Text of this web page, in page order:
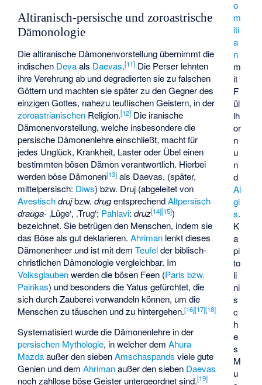
o
m
iti
a
n
m
it
F
ül
lh
or
n
u
n
d
Ai
gi
s.
K
a
pi
to
li
ni
s
c
h
e
s
M
u
Altiranisch-persische und zoroastrische
Dämonologie
Die altiranische Dämonenvorstellung übernimmt die
indischen Devaals Daevas.[11] Die Perser lehnten
ihre Verehrung ab und degradierten sie zu falschen
Göttern und machten sie später zu den Gegner des
einzigen Gottes, nahezu teuflischen Geistern, in der
zoroastrianischen Religion.[12] Die iranische
Dämonenvorstellung, welche insbesondere die
persische Dämonenlehre einschließt, macht für
jedes Unglück, Krankheit, Laster oder Übel einen
bestimmten bösen Dämon verantwortlich. Hierbei
werden böse Dämonen[13] als Daevas, (später,
mittelpersisch: Diws) bzw. Druj (abgeleitet von
Avestisch drujbzw.drugentsprechendAltpersisch
drauga- ‚Lüge‘, ‚Trug‘; Pahlavi:druz[14][15])
bezeichnet. Sie betrügen den Menschen, indem sie
das Böse als gut deklarieren.Ahriman lenkt dieses
Dämonenheer und ist mit demTeufelder biblisch-
christlichen Dämonologie vergleichbar. Im
Volksglaubenwerden die bösen Feen (Paris bzw.
Pairikas) und besonders die Yatus gefürchtet, die
sich durch Zauberei verwandeln können, um die
Menschen zu täuschen und zu hintergehen.[16][17][18]
Systematisiert wurde die Dämonenlehre in der
persischen Mythologie, in welcher demAhura
Mazdaaußer den siebenAmschaspands viele gute
Genien und demAhrimanaußer den sieben Daevas
noch zahllose böse Geister untergeordnet sind.[19]